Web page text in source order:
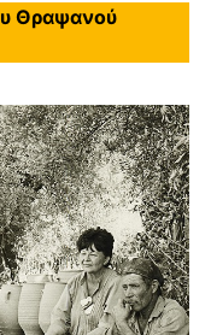
Θραψανού